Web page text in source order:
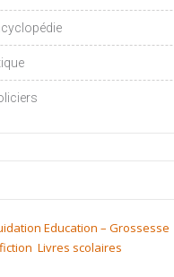
Education – Grossesse
Livres scolaires